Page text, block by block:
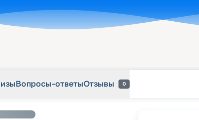
Вопросы-ответыОтзывы 0